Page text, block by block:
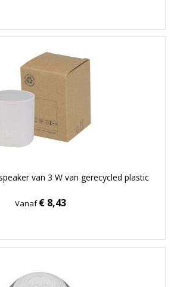
van 3 W van gerecycled plastic
Vanaf€ 8,43